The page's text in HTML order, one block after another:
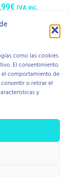
como las cookies
El consentimiento
comportamiento de
o retirar el
y
€ IVA inc.